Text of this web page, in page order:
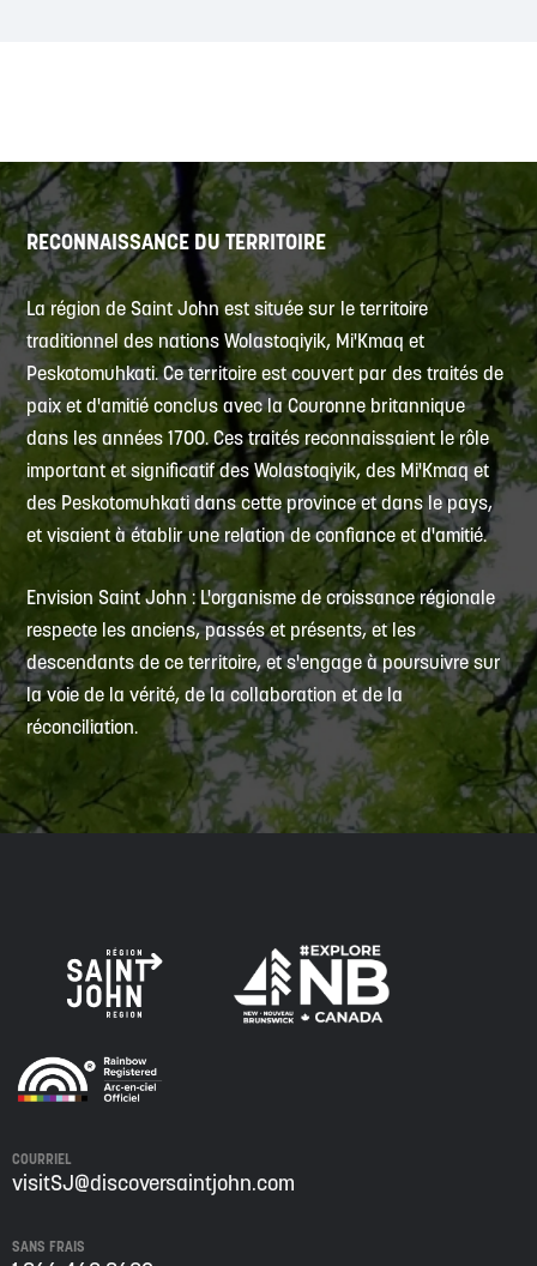
RECONNAISSANCE DU TERRITOIRE
La région de Saint John est située sur le territoire
traditionnel des nations Wolastoqiyik, Mi'Kmaq et
Peskotomuhkati. Ce territoire est couvert par des traités de
paix et d'amitié conclus avec la Couronne britannique
dans les années 1700. Ces traités reconnaissaient le rôle
important et significatif des Wolastoqiyik, des Mi'Kmaq et
des Peskotomuhkati dans cette province et dans le pays,
et visaient à établir une relation de confiance et d'amitié.
Envision Saint John : L'organisme de croissance régionale
respecte les anciens, passés et présents, et les
descendants de ce territoire, et s'engage à poursuivre sur
la voie de la vérité, de la collaboration et de la
réconciliation.
COURRIEL
visitSJ@discoversaintjohn.com
SANS FRAIS